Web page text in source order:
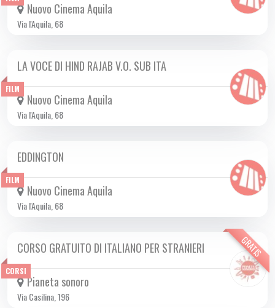
Nuovo Cinema Aquila
Via l'Aquila, 68
FILM
DA GIO 25/09 A MER 19/11 2025
LA VOCE DI HIND RAJAB V.O. SUB ITA
Nuovo Cinema Aquila
Via l'Aquila, 68
FILM
DA VEN 17/10 A MAR 18/11 2025
EDDINGTON
Nuovo Cinema Aquila
Via l'Aquila, 68
CORSI
GRATIS
DA MER 08/10 A MER 17/12 2025
CORSO GRATUITO DI ITALIANO PER STRANIERI
Pianeta sonoro
Via Casilina, 196